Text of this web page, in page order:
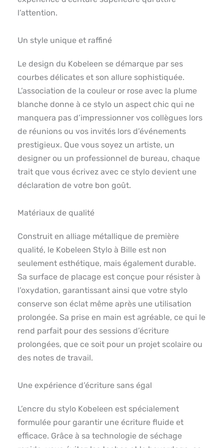
l’attention.
Un style unique et raffiné
Le design du Kobeleen se démarque par ses
courbes délicates et son allure sophistiquée.
L’association de la couleur or rose avec la plume
blanche donne à ce stylo un aspect chic qui ne
manquera pas d’impressionner vos collègues lors
de réunions ou vos invités lors d’événements
prestigieux. Que vous soyez un artiste, un
designer ou un professionnel de bureau, chaque
trait que vous écrivez avec ce stylo devient une
déclaration de votre bon goût.
Matériaux de qualité
Construit en alliage métallique de première
qualité, le Kobeleen Stylo à Bille est non
seulement esthétique, mais également durable.
Sa surface de placage est conçue pour résister à
l’oxydation, garantissant ainsi que votre stylo
conserve son éclat même après une utilisation
prolongée. Sa prise en main est agréable, ce qui le
rend parfait pour des sessions d’écriture
prolongées, que ce soit pour un projet scolaire ou
des notes de travail.
Une expérience d’écriture sans égal
L’encre du stylo Kobeleen est spécialement
formulée pour garantir une écriture fluide et
efficace. Grâce à sa technologie de séchage